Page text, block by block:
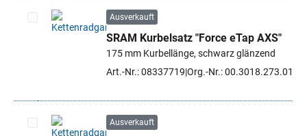
Artikel auswählen
Ausverkauft
SRAM Kurbelsatz "Force eTap AXS"
175 mm Kurbellänge, schwarz glänzend
Art.-Nr.: 08337719 Org.-Nr.: 00.3018.273.010
Ausverkauft